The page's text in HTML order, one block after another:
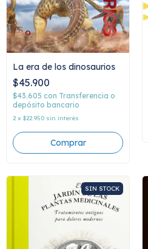
La era de los dinosaurios
$45.900
$43.605 con Transferencia o
depósito bancario
2 x $22.950 sin interés
SIN STOCK